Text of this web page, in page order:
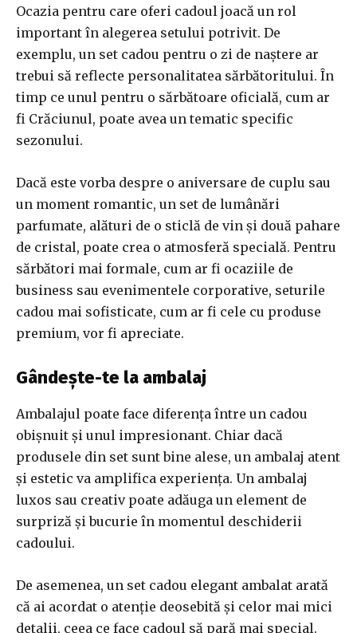
Ocazia pentru care oferi cadoul joacă un rol
important în alegerea setului potrivit. De
exemplu, un set cadou pentru o zi de naștere ar
trebui să reflecte personalitatea sărbătoritului. În
timp ce unul pentru o sărbătoare oficială, cum ar
fi Crăciunul, poate avea un tematic specific
sezonului.
Dacă este vorba despre o aniversare de cuplu sau
un moment romantic, un set de lumânări
parfumate, alături de o sticlă de vin și două pahare
de cristal, poate crea o atmosferă specială. Pentru
sărbători mai formale, cum ar fi ocaziile de
business sau evenimentele corporative, seturile
cadou mai sofisticate, cum ar fi cele cu produse
premium, vor fi apreciate.
Gândește-te la ambalaj
Ambalajul poate face diferența între un cadou
obișnuit și unul impresionant. Chiar dacă
produsele din set sunt bine alese, un ambalaj atent
și estetic va amplifica experiența. Un ambalaj
luxos sau creativ poate adăuga un element de
surpriză și bucurie în momentul deschiderii
cadoului.
De asemenea, un set cadou elegant ambalat arată
că ai acordat o atenție deosebită și celor mai mici
detalii, ceea ce face cadoul să pară mai special.